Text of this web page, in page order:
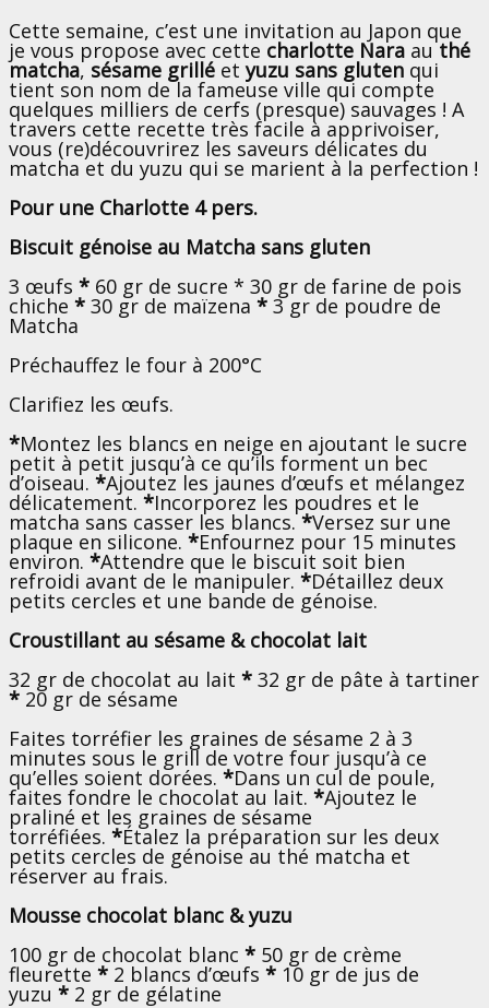
Cette semaine, c’est une invitation au Japon que
je vous propose avec cette charlotte Nara authé
matcha, sésame grillé etyuzu sans gluten qui
tient son nom de la fameuse ville qui compte
quelques milliers de cerfs (presque) sauvages ! A
travers cette recette très facile à apprivoiser,
vous (re)découvrirez les saveurs délicates du
matcha et du yuzu qui se marient à la perfection !
Pour une Charlotte 4 pers.
Biscuit génoise au Matcha sans gluten
3 œufs * 60 gr de sucre * 30 gr de farine de pois
chiche * 30 gr de maïzena * 3 gr de poudre de
Matcha
Préchauffez le four à 200°C
Clarifiez les œufs.
*Montez les blancs en neige en ajoutant le sucre
petit à petit jusqu’à ce qu’ils forment un bec
d’oiseau. *Ajoutez les jaunes d’œufs et mélangez
délicatement. *Incorporez les poudres et le
matcha sans casser les blancs.*Versez sur une
plaque en silicone. *Enfournez pour 15 minutes
environ. *Attendre que le biscuit soit bien
refroidi avant de le manipuler. *Détaillez deux
petits cercles et une bande de génoise.
Croustillant au sésame & chocolat lait
32 gr de chocolat au lait * 32 gr de pâte à tartiner
* 20 gr de sésame
Faites torréfier les graines de sésame 2 à 3
minutes sous le grill de votre four jusqu’à ce
qu’elles soient dorées. *Dans un cul de poule,
faites fondre le chocolat au lait. *Ajoutez le
praliné et les graines de sésame
torréfiées. *Étalez la préparation sur les deux
petits cercles de génoise au thé matcha et
réserver au frais.
Mousse chocolat blanc & yuzu
100 gr de chocolat blanc * 50 gr de crème
fleurette * 2 blancs d’œufs * 10 gr de jus de
yuzu * 2 gr de gélatine